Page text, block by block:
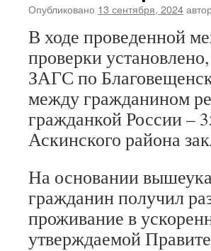
Опубликовано 13 сентября, 2024
В ходе проведенной
проверки
ЗАГС по
между гражданином
гражданкой России –
Аскинского района
На основании
гражданин получил
проживание в
утверждаемой